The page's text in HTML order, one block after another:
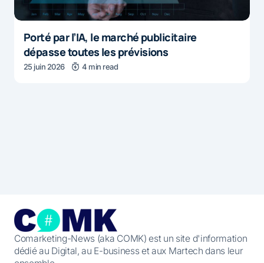
Porté par l’IA, le marché publicitaire
dépasse toutes les prévisions
25 juin 2026 4 min read
Comarketing-News (aka COMK) est un site d'information
dédié au Digital, au E-business et aux Martech dans leur